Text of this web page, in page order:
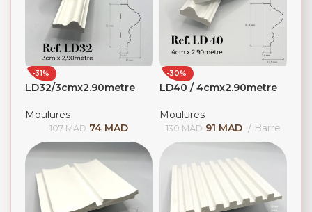
-31%
LD32/3cmx2.90metre
Moulures
107MAD 74 MAD
-30%
LD40 / 4cmx2.90metre
Moulures
130MAD 91 MAD Barre